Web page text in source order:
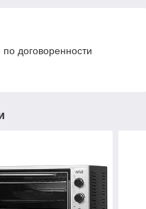
договоренности